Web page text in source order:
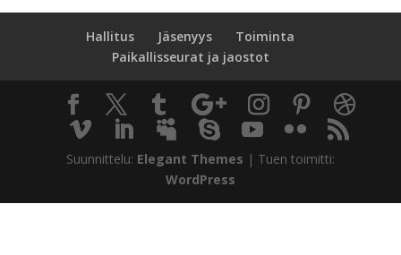
Hallitus Jäsenyys
Toiminta
Paikallisseurat ja jaostot
Suunnittelu: Elegant Themes | Tuen toimitti:
WordPress